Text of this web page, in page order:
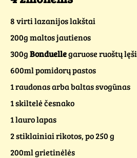
8 virti lazanijos lakštai
200g maltos jautienos
300gBonduellegaruose ruoštų
600ml pomidorų pastos
1 raudonas arba baltas svogūnas
1 skiltelė česnako
1 lauro lapas
2 stiklainiai rikotos, po 250 g
200ml grietinėlės